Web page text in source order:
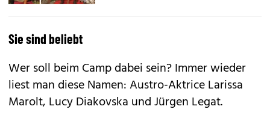
Sie sind beliebt
Wer soll beim Camp dabei sein? Immer wieder
liest man diese Namen: Austro-Aktrice Larissa
Marolt, Lucy Diakovska und Jürgen Legat.